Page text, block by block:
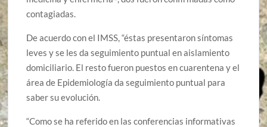
contagiadas.
De acuerdo con el IMSS, “éstas presentaron síntomas
leves y se les da seguimiento puntual en aislamiento
domiciliario. El resto fueron puestos en cuarentena y el
área de Epidemiología da seguimiento puntual para
saber su evolución.
“Como se ha referido en las conferencias informativas